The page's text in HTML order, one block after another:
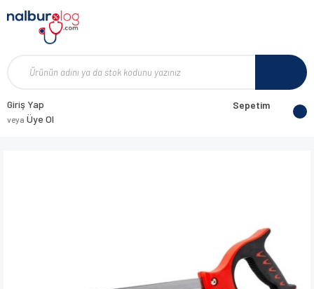
Giriş Yap
veya Üye Ol
Sepetim